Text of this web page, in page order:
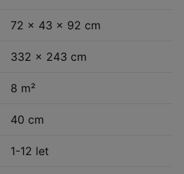
72 x 43 x 92 cm
332 x 243 cm
8 m²
40 cm
1-12 let